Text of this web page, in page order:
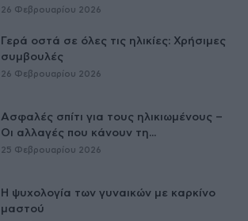
26 Φεβρουαρίου 2026
Γερά οστά σε όλες τις ηλικίες: Χρήσιμες
συμβουλές
26 Φεβρουαρίου 2026
Ασφαλές σπίτι για τους ηλικιωμένους –
Οι αλλαγές που κάνουν τη...
25 Φεβρουαρίου 2026
Η ψυχολογία των γυναικών με καρκίνο
μαστού